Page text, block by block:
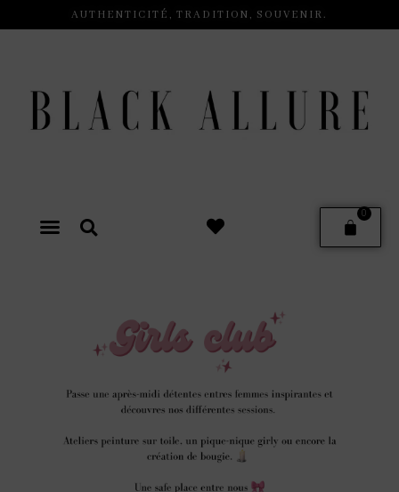
AUTHENTICITÉ, TRADITION, SOUVENIR.
0